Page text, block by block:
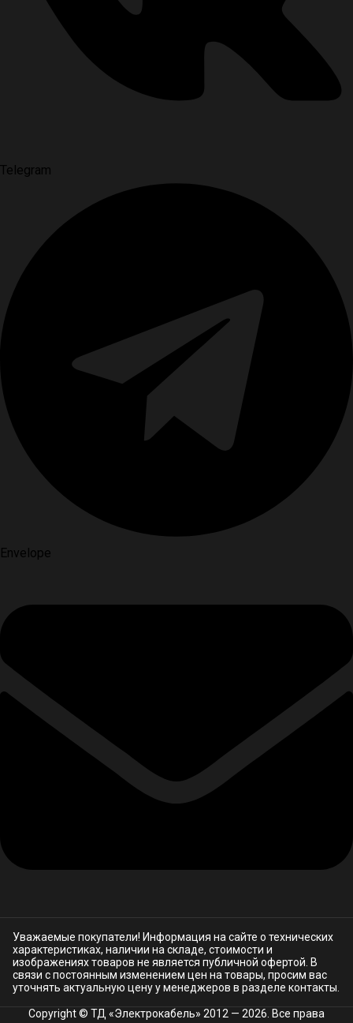
Telegram
Envelope
Уважаемые покупатели! Информация на сайте о технических
характеристиках, наличии на складе, стоимости и
изображениях товаров не является публичной офертой. В
связи с постоянным изменением цен на товары, просим вас
уточнять актуальную цену у менеджеров в разделе контакты.
Copyright © ТД «Электрокабель»​ 2012 — 2026. Все права